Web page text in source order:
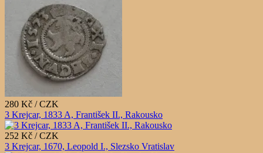
280 Kč / CZK
3 Krejcar, 1833 A, František II., Rakousko
252 Kč / CZK
3 Krejcar, 1670, Leopold I., Slezsko Vratislav